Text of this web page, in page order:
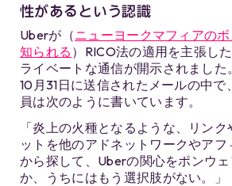
性があるという認識
Uberが（ニューヨークマフィアの
知られる ）RICO法の適用を主張し
ライベートな通信が開示されました
10月31日に送信されたメールの中で
員は次のように書いています。
「炎上の火種となるような、リン
ットを他のアドネットワークやアフ
から探して、Uberの関心をポンウ
か、うちにはもう選択肢がない。」